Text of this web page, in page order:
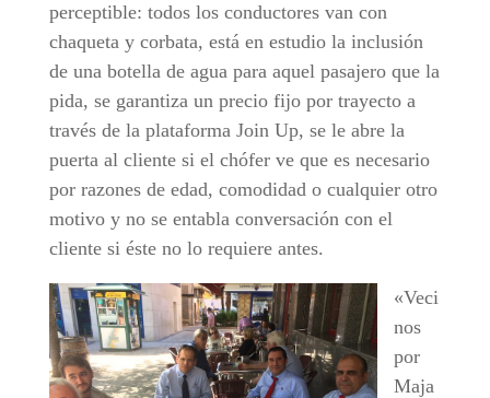
perceptible: todos los conductores van con
chaqueta y corbata, está en estudio la inclusión
de una botella de agua para aquel pasajero que la
pida, se garantiza un precio fijo por trayecto a
través de la plataforma Join Up, se le abre la
puerta al cliente si el chófer ve que es necesario
por razones de edad, comodidad o cualquier otro
motivo y no se entabla conversación con el
cliente si éste no lo requiere antes.
«Veci
nos
por
Maja